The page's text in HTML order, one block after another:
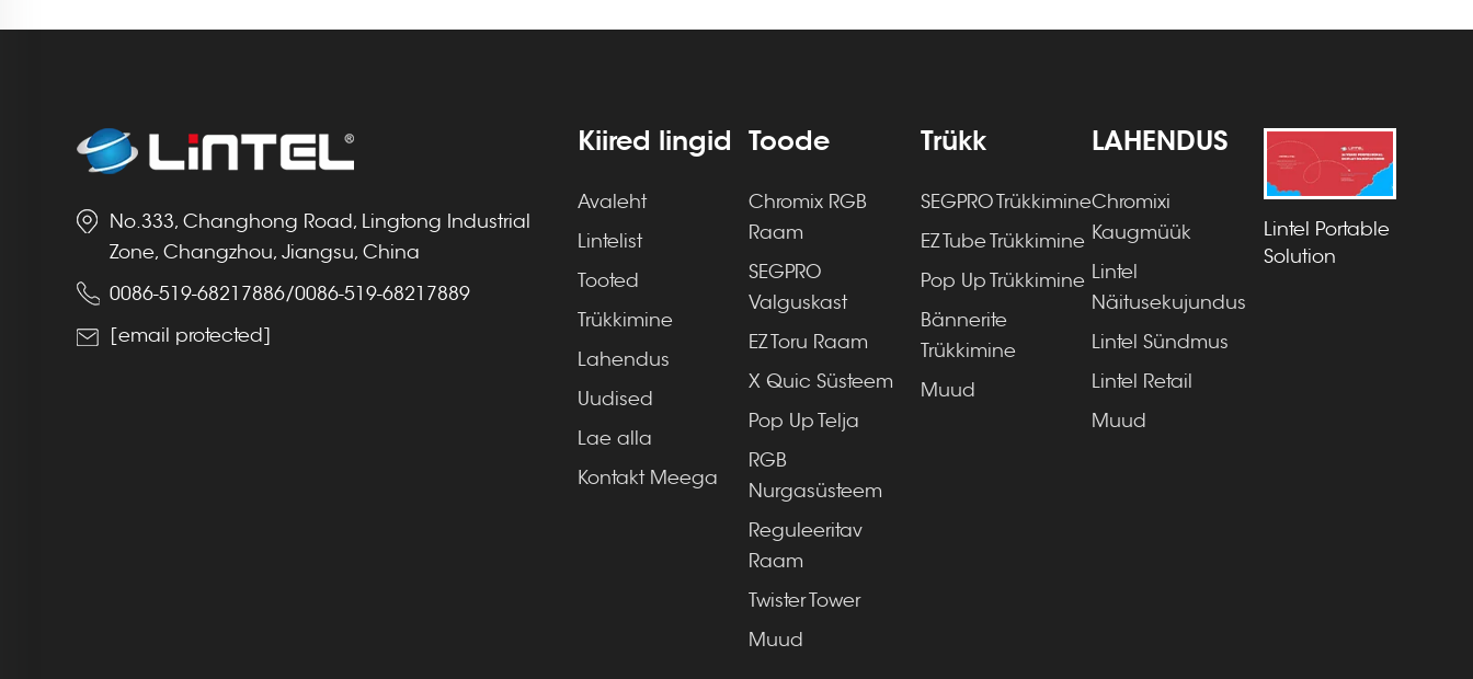
No.333, Changhong Road, Lingtong Industrial
Zone, Changzhou, Jiangsu, China
0086-519-68217886/0086-519-68217889
[email protected]
Kiired lingid
Avaleht
Lintelist
Tooted
Trükkimine
Lahendus
Uudised
Lae alla
Kontakt Meega
Toode
Chromix RGB
Raam
SEGPRO
Valguskast
EZ Toru Raam
X Quic Süsteem
Pop Up Telja
RGB
Nurgasüsteem
Reguleeritav
Raam
Twister Tower
Muud
Trükk
SEGPRO Trükkimine
EZ Tube Trükkimine
Pop Up Trükkimine
Bännerite
Trükkimine
Muud
LAHENDUS
Chromixi
Kaugmüük
Lintel
Näitusekujundus
Lintel Sündmus
Lintel Retail
Muud
Lintel Portable
Solution